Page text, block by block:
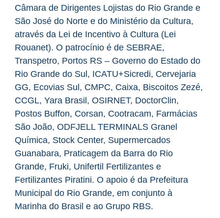
Câmara de Dirigentes Lojistas do Rio Grande e
São José do Norte e do Ministério da Cultura,
através da Lei de Incentivo à Cultura (Lei
Rouanet). O patrocínio é de SEBRAE,
Transpetro, Portos RS – Governo do Estado do
Rio Grande do Sul, ICATU+Sicredi, Cervejaria
GG, Ecovias Sul, CMPC, Caixa, Biscoitos Zezé,
CCGL, Yara Brasil, OSIRNET, DoctorClin,
Postos Buffon, Corsan, Cootracam, Farmácias
São João, ODFJELL TERMINALS Granel
Química, Stock Center, Supermercados
Guanabara, Praticagem da Barra do Rio
Grande, Fruki, Unifertil Fertilizantes e
Fertilizantes Piratini. O apoio é da Prefeitura
Municipal do Rio Grande, em conjunto à
Marinha do Brasil e ao Grupo RBS.